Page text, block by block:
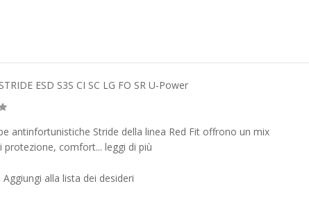
ESD S3S CI SC LG FO SR U-Power
antinfortunistiche Stride della linea Red Fit offrono un mix
protezione, comfort... leggi di più
Aggiungi alla lista dei desideri